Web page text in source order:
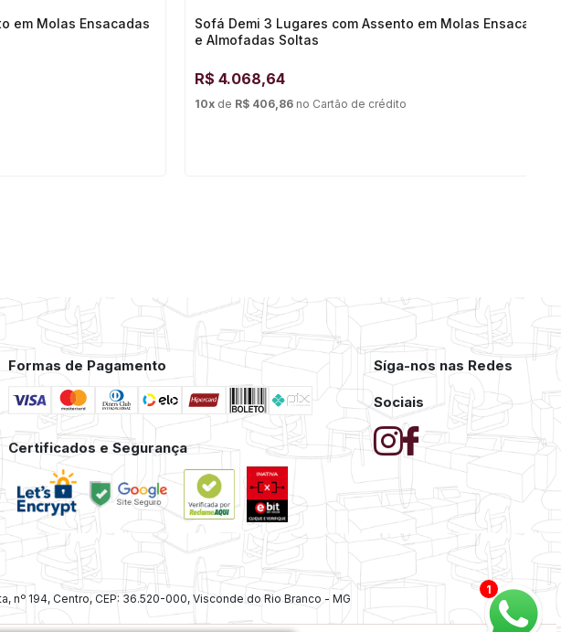
1
em Molas Ensacadas
Sofá Demi 3 Lugares com Assento em Molas Ensacadas
e Almofadas Soltas
R$ 4.068,64
10x de R$ 406,86 no Cartão de crédito
Formas de Pagamento
Certificados e Segurança
Síga-nos nas Redes
Sociais
nº 194, Centro, CEP: 36.520-000, Visconde do Rio Branco - MG